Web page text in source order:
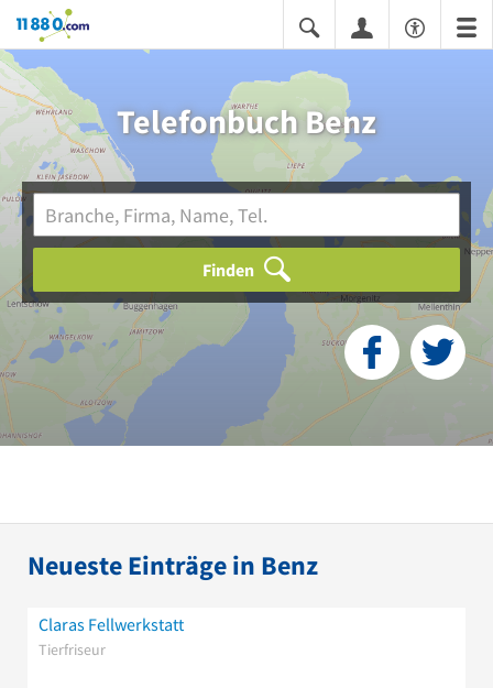
11880.com
Telefonbuch Benz
Finden
Neueste Einträge in Benz
Claras Fellwerkstatt
Tierfriseur